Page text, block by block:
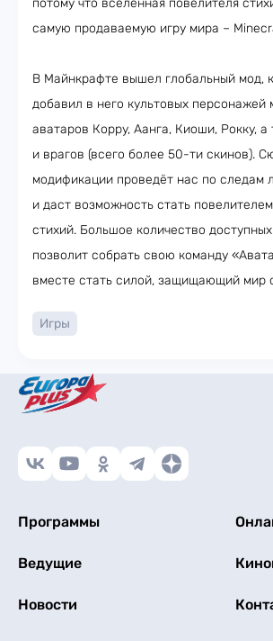
потому что вселенная повелителя
самую продаваемую игру мира –
В Майнкрафте вышел глобальный мод,
добавил в него культовых персонажей
аватаров Корру, Аанга, Киоши, Рокку, а
и врагов (всего более 50-ти скинов).
модификации проведёт нас по следам
и даст возможность стать
стихий. Большое количество
позволит собрать свою команду
вместе стать силой, защищающий мир
Игры
Программы
Ведущие
Новости